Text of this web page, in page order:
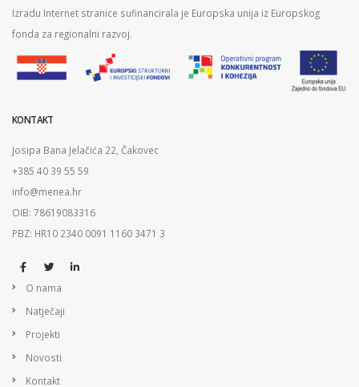
Izradu Internet stranice sufinancirala je Europska unija iz Europskog
fonda za regionalni razvoj.
KONTAKT
Josipa Bana Jelačića 22, Čakovec
+385 40 39 55 59
info@menea.hr
OIB: 78619083316
PBZ: HR10 2340 0091 1160 3471 3
O nama
Natječaji
Projekti
Novosti
Kontakt